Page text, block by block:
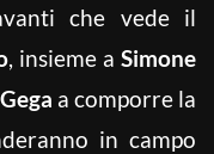
che vede il
, insieme aSimone
a comporre la
in campo